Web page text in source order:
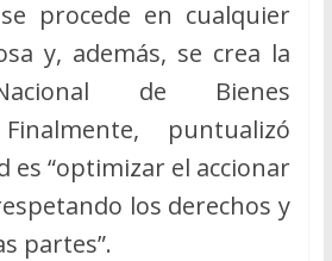
procede en cualquier
y, además, se crea la
de Bienes
Finalmente, puntualizó
es “optimizar el accionar
los derechos y
partes”.